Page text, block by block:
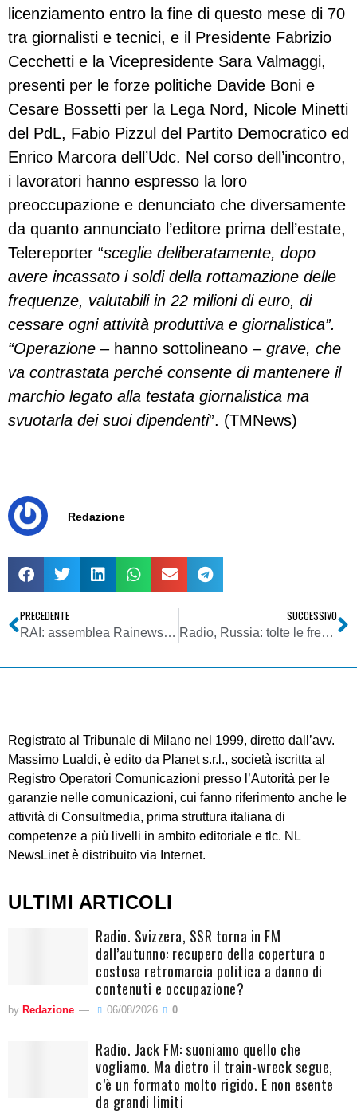
licenziamento entro la fine di questo mese di 70
tra giornalisti e tecnici, e il Presidente Fabrizio
Cecchetti e la Vicepresidente Sara Valmaggi,
presenti per le forze politiche Davide Boni e
Cesare Bossetti per la Lega Nord, Nicole Minetti
del PdL, Fabio Pizzul del Partito Democratico ed
Enrico Marcora dell’Udc. Nel corso dell’incontro,
i lavoratori hanno espresso la loro
preoccupazione e denunciato che diversamente
da quanto annunciato l’editore prima dell’estate,
Telereporter “sceglie deliberatamente, dopo
avere incassato i soldi della rottamazione delle
frequenze, valutabili in 22 milioni di euro, di
cessare ogni attività produttiva e giornalistica”.
“Operazione – hanno sottolineano – grave, che
va contrastata perché consente di mantenere il
marchio legato alla testata giornalistica ma
svuotarla dei suoi dipendenti”. (TMNews)
Redazione
PRECEDENTE
RAI: assemblea Rainews respinge progetto fusione con Televideo
SUCCESSIVO
Radio, Russia: tolte le frequenze a Radio Liberty (Europa Libera), licenziati 40 giornalisti. Trasmetteva dal 1953
Registrato al Tribunale di Milano nel 1999, diretto dall’avv.
Massimo Lualdi, è edito da Planet s.r.l., società iscritta al
Registro Operatori Comunicazioni presso l’Autorità per le
garanzie nelle comunicazioni, cui fanno riferimento anche le
attività di Consultmedia, prima struttura italiana di
competenze a più livelli in ambito editoriale e tlc. NL
NewsLinet è distribuito via Internet.
ULTIMI ARTICOLI
Radio. Svizzera, SSR torna in FM
dall’autunno: recupero della copertura o
costosa retromarcia politica a danno di
contenuti e occupazione?
by Redazione 06/08/2026 0
Radio. Jack FM: suoniamo quello che
vogliamo. Ma dietro il train-wreck segue,
c’è un formato molto rigido. E non esente
da grandi limiti